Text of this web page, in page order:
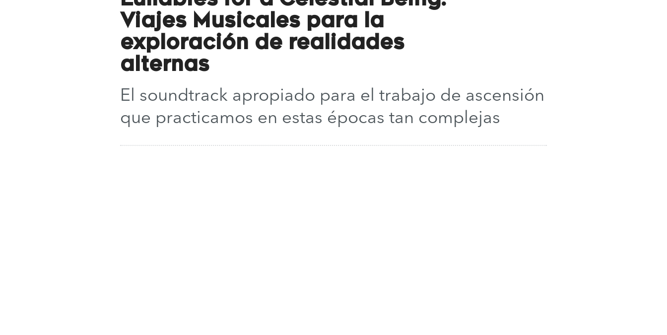
Viajes Musicales para la
exploración de realidades
alternas
El soundtrack apropiado para el trabajo de ascensión
que practicamos en estas épocas tan complejas